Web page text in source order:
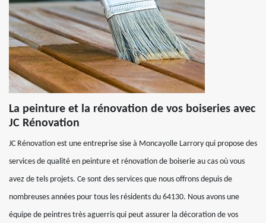
La peinture et la rénovation de vos boiseries avec
JC Rénovation
JC Rénovation est une entreprise sise à Moncayolle Larrory qui propose des
services de qualité en peinture et rénovation de boiserie au cas où vous
avez de tels projets. Ce sont des services que nous offrons depuis de
nombreuses années pour tous les résidents du 64130. Nous avons une
équipe de peintres très aguerris qui peut assurer la décoration de vos